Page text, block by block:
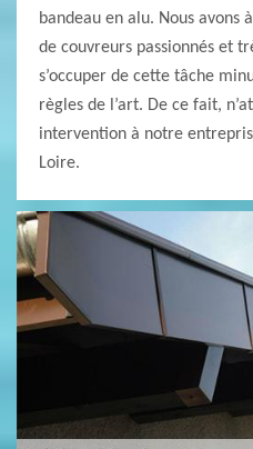
bandeau en alu. Nous avons
de couvreurs passionnés et
s’occuper de cette tâche
règles de l’art. De ce fait,
intervention à notre
Loire.